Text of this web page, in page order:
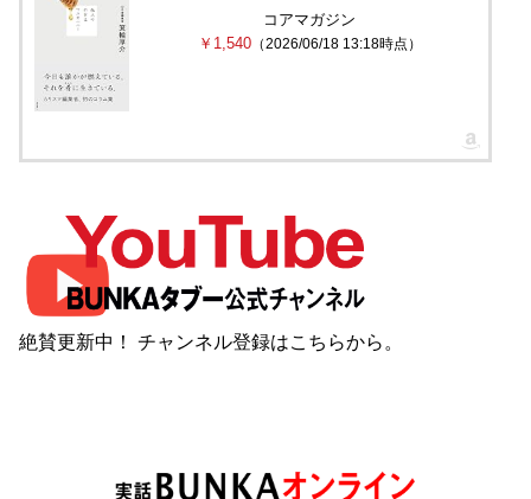
コアマガジン
￥1,540（2026/06/18 13:18時点）
絶賛更新中！ チャンネル登録はこちらから。